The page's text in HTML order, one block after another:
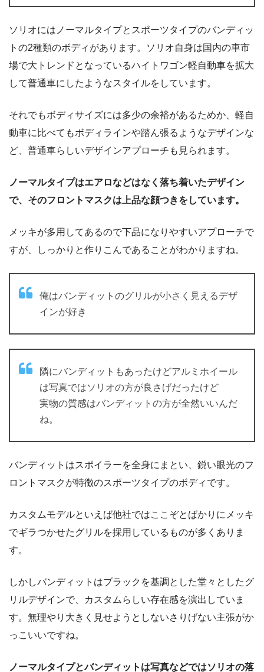
ソリオにはノーマルタイプとスポーツタイプのバンディッ
トの2種類のボディがあります。ソリオ自身は国内の車市
場で大トレンドとなっているハイトワゴン軽自動車を拡大
して普通車にしたようなスタイルをしています。
それでもボディサイズには多少の余裕があるためか、軽自
動車に比べてもボディラインや踏ん張るようなデザインな
ど、普通車らしいデザインアプローチも見られます。
ノーマルタイプはエアロなどはなく落ち着いたデザイン
で、そのフロントマスクは上品な顔つきをしています。
メッキが多用してあるので下品になりやすいアプローチで
すが、しっかりと作りこんであることがわかりますね。
俺はバンディットのグリルが小さく見えるデザ
インが好き
隣にバンディットもあったけどアルミホイール
は写真ではソリオの方が良さげだったけど
実物の質感はバンディットの方が全然いいんだ
ね。
バンディットはスポイラーを全身にまとい、鋭い眼光のフ
ロントマスクが特徴のスポーツタイプのボディです。
カスタムモデルといえば他社ではここぞとばかりにメッキ
でギラつかせたグリルを採用しているものが多くありま
す。
しかしバンディットはブラックを基調とした堂々としたグ
リルデザインで、カスタムらしい存在感を演出していま
す。無理やり大きく見せようとしないさりげない主張がか
っこいいですね。
ノーマルタイプとバンディットは写真などではソリオの落